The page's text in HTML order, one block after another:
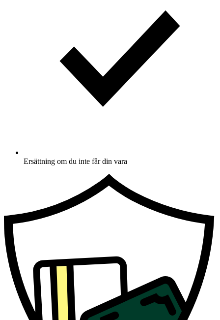
Ersättning om du inte får din vara